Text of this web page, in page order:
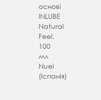
основі
INLUBE
Natural
Feel,
100
мл
Nuei
(Іспанія)